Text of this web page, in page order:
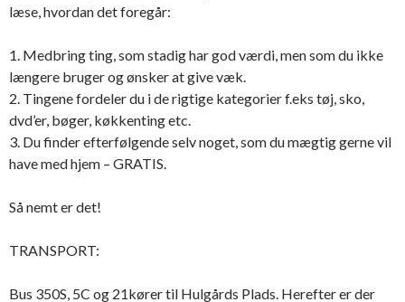
læse, hvordan det foregår:
1. Medbring ting, som stadig har god værdi, men som du ikke
længere bruger og ønsker at give væk.
2. Tingene fordeler du i de rigtige kategorier f.eks tøj, sko,
dvd’er, bøger, køkkenting etc.
3. Du finder efterfølgende selv noget, som du mægtig gerne vil
have med hjem – GRATIS.
Så nemt er det!
TRANSPORT:
Bus 350S, 5C og 21kører til Hulgårds Plads. Herefter er der